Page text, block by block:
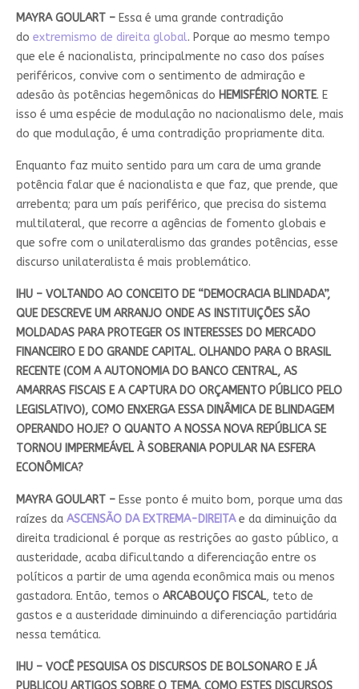
MAYRA GOULART –Essa é uma grande contradição
do extremismo de direita global. Porque ao mesmo tempo
que ele é nacionalista, principalmente no caso dos países
periféricos, convive com o sentimento de admiração e
adesão às potências hegemônicas do HEMISFÉRIO NORTE. E
isso é uma espécie de modulação no nacionalismo dele, mais
do que modulação, é uma contradição propriamente dita.
Enquanto faz muito sentido para um cara de uma grande
potência falar que é nacionalista e que faz, que prende, que
arrebenta; para um país periférico, que precisa do sistema
multilateral, que recorre a agências de fomento globais e
que sofre com o unilateralismo das grandes potências, esse
discurso unilateralista é mais problemático.
IHU – VOLTANDO AO CONCEITO DE “DEMOCRACIA BLINDADA”,
QUE DESCREVE UM ARRANJO ONDE AS INSTITUIÇÕES SÃO
MOLDADAS PARA PROTEGER OS INTERESSES DO MERCADO
FINANCEIRO E DO GRANDE CAPITAL. OLHANDO PARA O BRASIL
RECENTE (COM A AUTONOMIA DO BANCO CENTRAL, AS
AMARRAS FISCAIS E A CAPTURA DO ORÇAMENTO PÚBLICO PELO
LEGISLATIVO), COMO ENXERGA ESSA DINÂMICA DE BLINDAGEM
OPERANDO HOJE? O QUANTO A NOSSA NOVA REPÚBLICA SE
TORNOU IMPERMEÁVEL À SOBERANIA POPULAR NA ESFERA
ECONÔMICA?
MAYRA GOULART –Esse ponto é muito bom, porque uma das
raízes da ASCENSÃO DA EXTREMA-DIREITAe da diminuição da
direita tradicional é porque as restrições ao gasto público, a
austeridade, acaba dificultando a diferenciação entre os
políticos a partir de uma agenda econômica mais ou menos
gastadora. Então, temos o ARCABOUÇO FISCAL, teto de
gastos e a austeridade diminuindo a diferenciação partidária
nessa temática.
IHU – VOCÊ PESQUISA OS DISCURSOS DE BOLSONARO E JÁ
PUBLICOU ARTIGOS SOBRE O TEMA. COMO ESTES DISCURSOS